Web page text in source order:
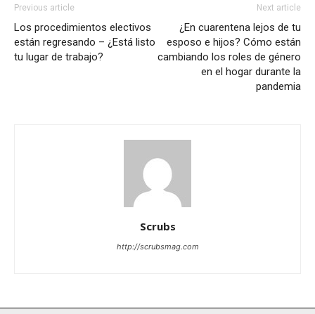
Previous article
Los procedimientos electivos
están regresando – ¿Está listo
tu lugar de trabajo?
Next article
¿En cuarentena lejos de tu
esposo e hijos? Cómo están
cambiando los roles de género
en el hogar durante la
pandemia
Scrubs
http://scrubsmag.com